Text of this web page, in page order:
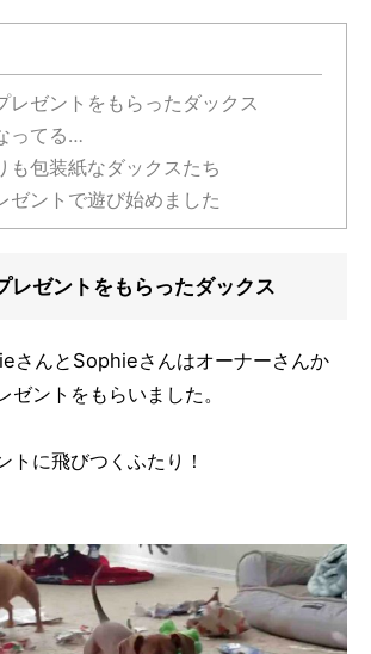
レゼントをもらったダックス
ってる…
も包装紙なダックスたち
ゼントで遊び始めました
レゼントをもらったダックス
さんとSophieさんはオーナーさんか
ゼントをもらいました。
トに飛びつくふたり！